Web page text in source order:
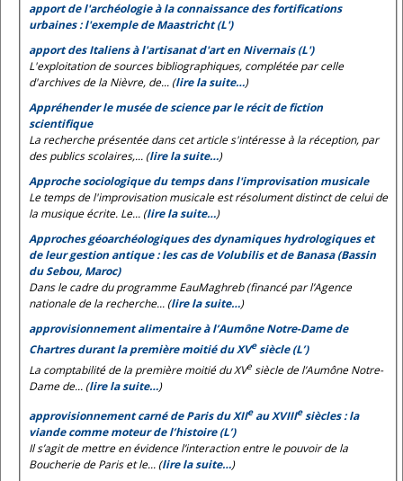
apport de l'archéologie à la connaissance des fortifications
urbaines : l'exemple de Maastricht (L')
apport des Italiens à l'artisanat d'art en Nivernais (L')
L'exploitation de sources bibliographiques, complétée par celle
d'archives de la Nièvre, de... (lire la suite…)
Appréhender le musée de science par le récit de fiction
scientifique
La recherche présentée dans cet article s'intéresse à la réception, par
des publics scolaires,... (lire la suite…)
Approche sociologique du temps dans l'improvisation musicale
Le temps de l'improvisation musicale est résolument distinct de celui de
la musique écrite. Le... (lire la suite…)
Approches géoarchéologiques des dynamiques hydrologiques et
de leur gestion antique : les cas de Volubilis et de Banasa (Bassin
du Sebou, Maroc)
Dans le cadre du programme EauMaghreb (financé par l’Agence
nationale de la recherche... (lire la suite…)
approvisionnement alimentaire à l’Aumône Notre-Dame de
Chartres durant la première moitié du XVesiècle (L’)
La comptabilité de la première moitié du XVe siècle de l’Aumône Notre-
Dame de... (lire la suite…)
approvisionnement carné de Paris du XIIeau XVIIIesiècles : la
viande comme moteur de l’histoire (L’)
Il s’agit de mettre en évidence l’interaction entre le pouvoir de la
Boucherie de Paris et le... (lire la suite…)